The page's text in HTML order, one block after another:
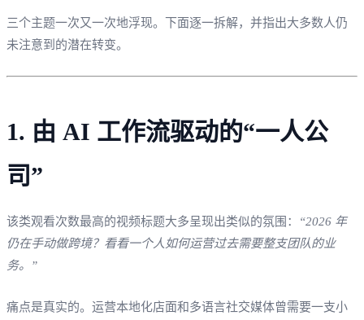
三个主题一次又一次地浮现。下面逐一拆解，并指出大多数人仍
未注意到的潜在转变。
1. 由 AI 工作流驱动的“一人公
司”
该类观看次数最高的视频标题大多呈现出类似的氛围：
“2026 年
仍在手动做跨境？看看一个人如何运营过去需要整支团队的业
务。”
痛点是真实的。运营本地化店面和多语言社交媒体曾需要一支小